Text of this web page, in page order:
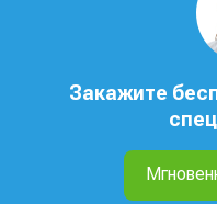
Закажите